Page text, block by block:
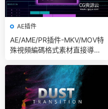
AE插件
AE/AME/PR插件-MKV/MOV特
殊視頻編碼格式素材直接導入I